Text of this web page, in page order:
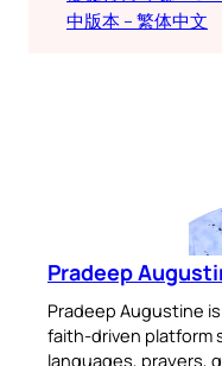
中版本 – 繁体中文
Pradeep
Pradeep Augustine
faith-driven platform
languages, prayers,